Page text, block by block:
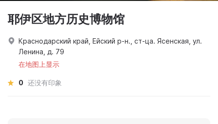
耶伊区地方历史博物馆
Краснодарский край, Ейский р-н., ст-ца. Ясенская, ул.
Ленина, д. 79
在地图上显示
0 还没有印象